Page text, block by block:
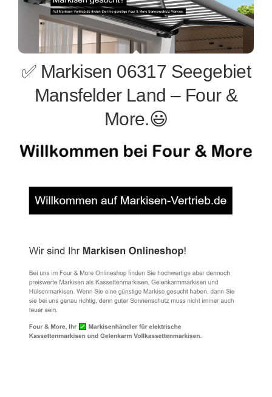
✅ Markisen 06317 Seegebiet
Mansfelder Land – Four &
More.😃